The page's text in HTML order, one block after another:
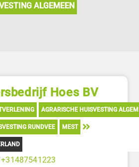
ALGEMEEN
Hoes BV
AGRARISCHE HUISVESTING
RUNDVEE MEST
+31487541223